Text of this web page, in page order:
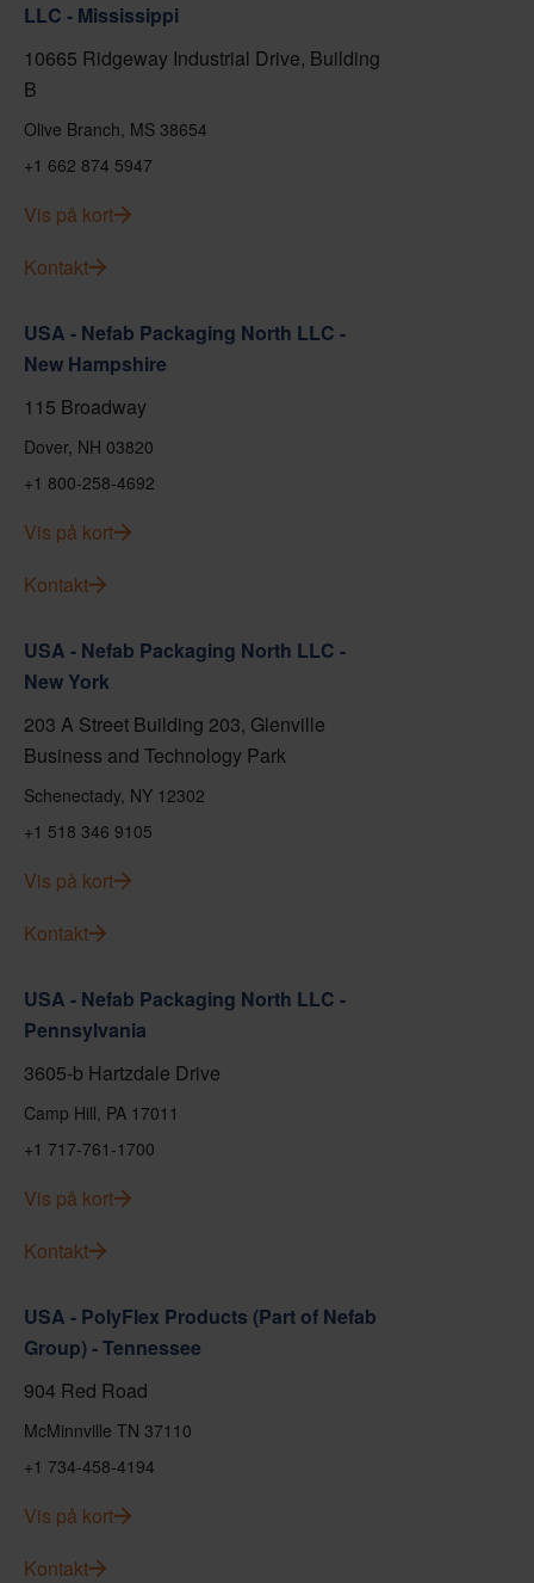
LLC - Mississippi
10665 Ridgeway Industrial Drive, Building
B
Olive Branch, MS 38654
+1 662 874 5947
Vis på kort
Kontakt
USA - Nefab Packaging North LLC -
New Hampshire
115 Broadway
Dover, NH 03820
+1 800-258-4692
Vis på kort
Kontakt
USA - Nefab Packaging North LLC -
New York
203 A Street Building 203, Glenville
Business and Technology Park
Schenectady, NY 12302
+1 518 346 9105
Vis på kort
Kontakt
USA - Nefab Packaging North LLC -
Pennsylvania
3605-b Hartzdale Drive
Camp Hill, PA 17011
+1 717-761-1700
Vis på kort
Kontakt
USA - PolyFlex Products (Part of Nefab
Group) - Tennessee
904 Red Road
McMinnville TN 37110
+1 734-458-4194
Vis på kort
Kontakt